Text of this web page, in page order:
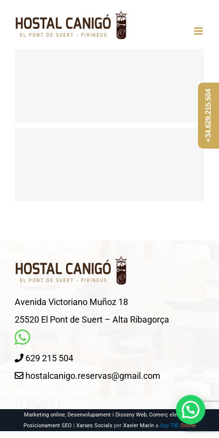
Avenida Victoriano Muñoz 18
25520 El Pont de Suert – Alta Ribagorça
629 215 504
hostalcanigo.reservas@gmail.com
Marketing online, Desenvolupament i Disseny Web, Comerç electrònic,
Posicionament SEO i Xarxes Socials per Xavier MarínaApp TIC Online
+34.629.215.504